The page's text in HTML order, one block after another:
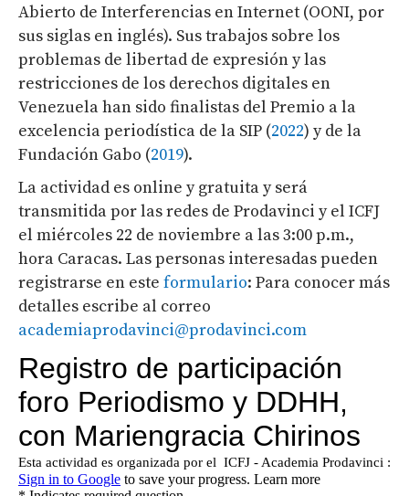
Abierto de Interferencias en Internet (OONI, por
sus siglas en inglés). Sus trabajos sobre los
problemas de libertad de expresión y las
restricciones de los derechos digitales en
Venezuela han sido finalistas del Premio a la
excelencia periodística de la SIP (2022) y de la
Fundación Gabo (2019).
La actividad es online y gratuita y será
transmitida por las redes de Prodavinci y el ICFJ
el miércoles 22 de noviembre a las 3:00 p.m.,
hora Caracas. Las personas interesadas pueden
registrarse en este formulario: Para conocer más
detalles escribe al correo
academiaprodavinci@prodavinci.com